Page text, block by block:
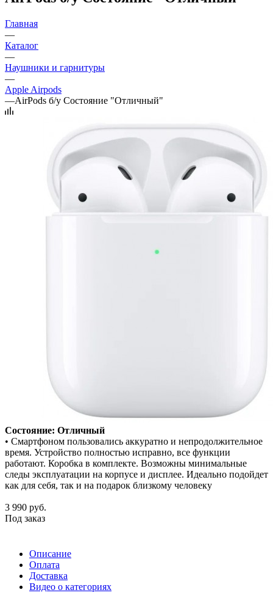
Главная
—
Каталог
—
Наушники и гарнитуры
—
Apple Airpods
—AirPods б/у Состояние "Отличный"
Состояние: Отличный
• Смартфоном пользовались аккуратно и непродолжительное
время. Устройство полностью исправно, все функции
работают. Коробка в комплекте. Возможны минимальные
следы эксплуатации на корпусе и дисплее. Идеально подойдет
как для себя, так и на подарок близкому человеку
3 990 руб.
Под заказ
Описание
Оплата
Доставка
Видео о категориях